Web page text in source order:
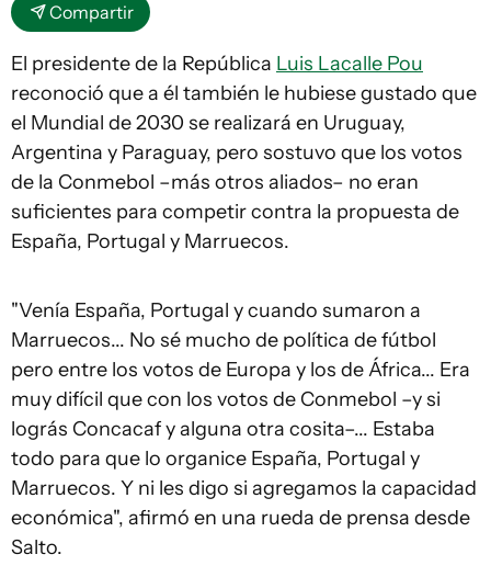
Compartir
El presidente de la República Luis Lacalle Pou
reconoció que a él también le hubiese gustado que
el Mundial de 2030 se realizará en Uruguay,
Argentina y Paraguay, pero sostuvo que los votos
de la Conmebol –más otros aliados– no eran
suficientes para competir contra la propuesta de
España, Portugal y Marruecos.
"Venía España, Portugal y cuando sumaron a
Marruecos... No sé mucho de política de fútbol
pero entre los votos de Europa y los de África... Era
muy difícil que con los votos de Conmebol –y si
lográs Concacaf y alguna otra cosita–... Estaba
todo para que lo organice España, Portugal y
Marruecos. Y ni les digo si agregamos la capacidad
económica", afirmó en una rueda de prensa desde
Salto.